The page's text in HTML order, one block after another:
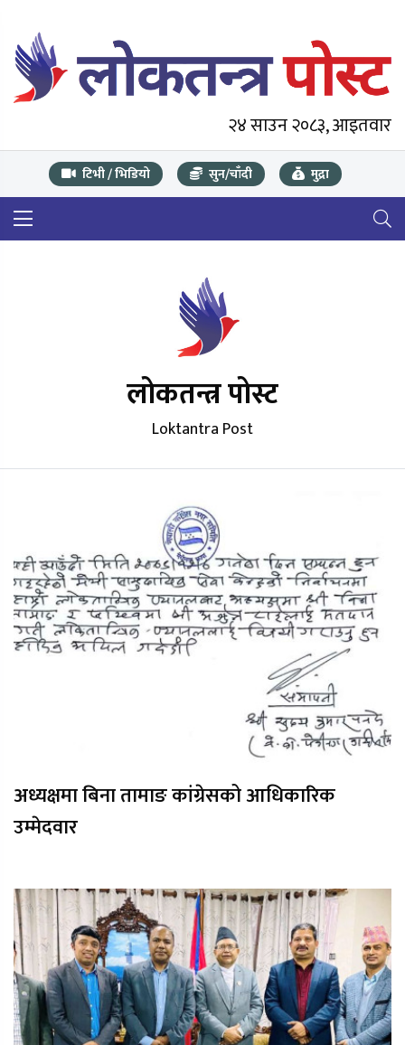
२४ साउन २०८३, आइतवार
टिभी / भिडियो सुन/चाँदी मुद्रा
लोकतन्त्र पोस्ट
Loktantra Post
अध्यक्षमा बिना तामाङ कांग्रेसको आधिकारिक
उम्मेदवार